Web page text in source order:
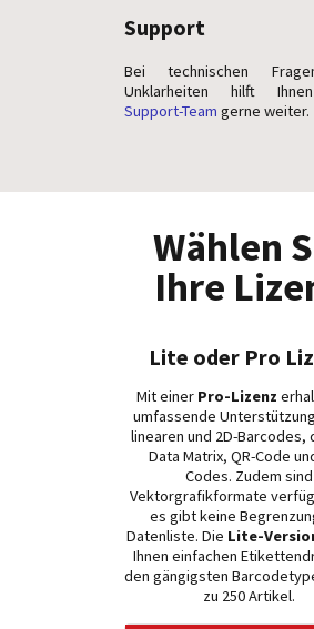
Support
Bei technischen
Unklarheiten hilft
Support-Team gerne weiter.
Wählen
Ihre
Lite oder Pro
Mit einer Pro-Lizenz
umfassende
linearen und 2D-Barcodes,
Data Matrix, QR-Code
Codes. Zudem sind
Vektorgrafikformate
es gibt keine
Datenliste. Die Lite-
Ihnen einfachen
den gängigsten
zu 250 Artikel.